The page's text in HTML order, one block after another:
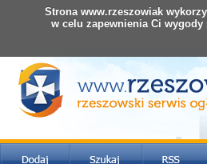
Strona www.rzeszowiak
w celu zapewnienia Ci